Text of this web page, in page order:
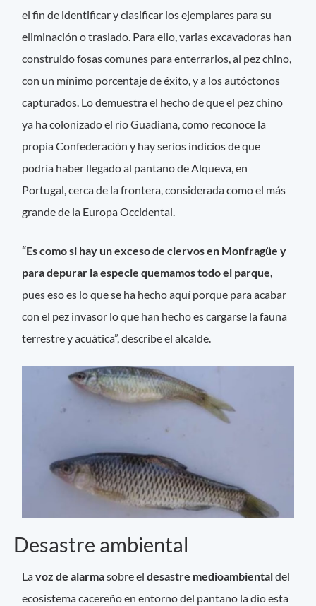
el fin de identificar y clasificar los ejemplares para su
eliminación o traslado. Para ello, varias excavadoras han
construido fosas comunes para enterrarlos, al pez chino,
con un mínimo porcentaje de éxito, y a los autóctonos
capturados. Lo demuestra el hecho de que el pez chino
ya ha colonizado el río Guadiana, como reconoce la
propia Confederación y hay serios indicios de que
podría haber llegado al pantano de Alqueva, en
Portugal, cerca de la frontera, considerada como el más
grande de la Europa Occidental.
“Es como si hay un exceso de ciervos en Monfragüe y
para depurar la especie quemamos todo el parque,
pues eso es lo que se ha hecho aquí porque para acabar
con el pez invasor lo que han hecho es cargarse la fauna
terrestre y acuática”, describe el alcalde.
Desastre ambiental
Lavoz de alarmasobre eldesastre medioambientaldel
ecosistema cacereño en entorno del pantano la dio esta